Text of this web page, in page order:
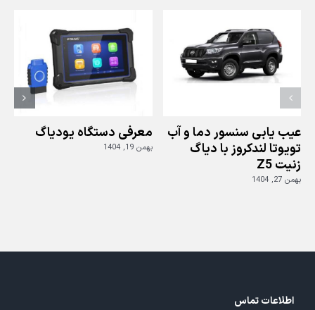
اسکن
عیب یابی سنسور دما و آب
تویوتا لندکروز با دیاگ
زنیت Z5
بهمن 27, 1404
معرفی دستگاه یودیاگ
بهمن 19, 1404
اطلاعات تماس